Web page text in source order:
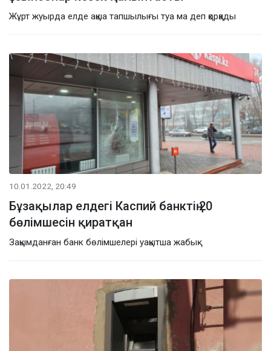
Жұрт жуырда елде ақша тапшылығы туа ма деп қорқады
10.01.2022, 20:49
Бұзақылар елдегі Каспий банктің 20
бөлімшесін қиратқан
Зақымданған банк бөлімшелері уақытша жабық